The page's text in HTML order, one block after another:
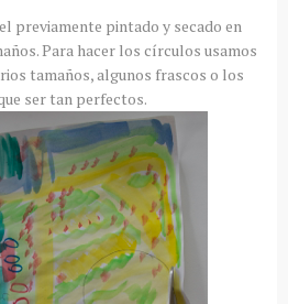
previamente pintado y secado en
Para hacer los círculos usamos
tamaños, algunos frascos o los
ser tan perfectos.